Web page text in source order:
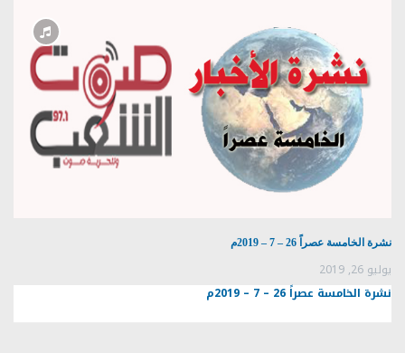
نشرة الخامسة عصراً 26 – 7 – 2019م
يوليو 26, 2019
نشرة الخامسة عصراً 26 – 7 – 2019م